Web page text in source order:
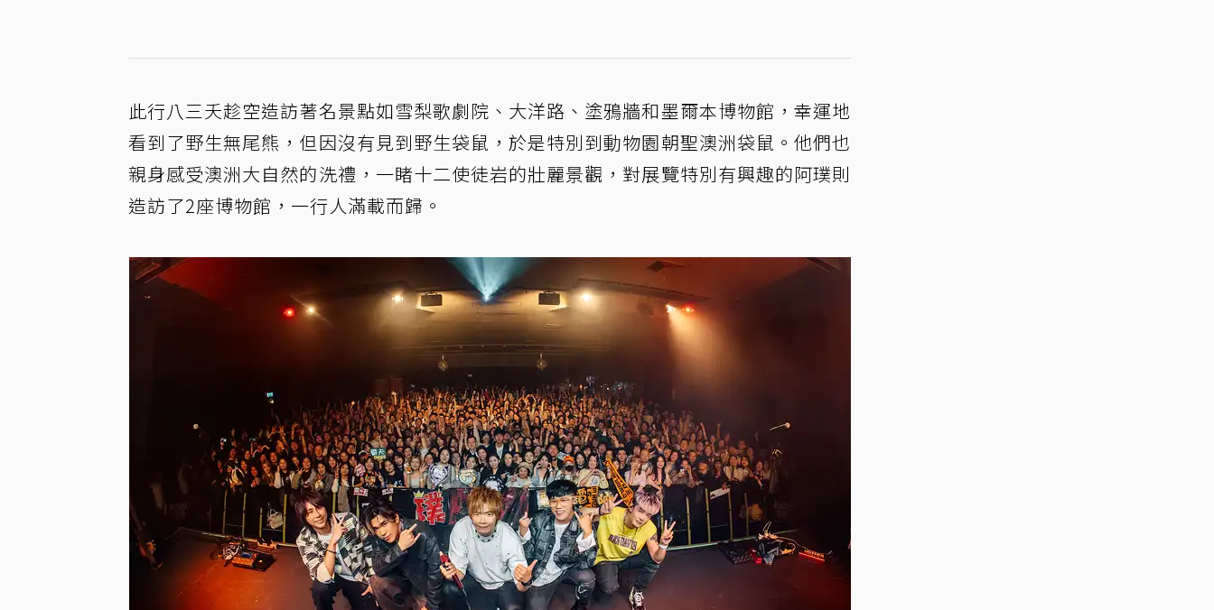
此行八三夭趁空造訪著名景點如雪梨歌劇院、大洋路、塗鴉牆和墨爾本博物館，幸運地
看到了野生無尾熊，但因沒有見到野生袋鼠，於是特別到動物園朝聖澳洲袋鼠。他們也
親身感受澳洲大自然的洗禮，一睹十二使徒岩的壯麗景觀，對展覽特別有興趣的阿璞則
造訪了2座博物館，一行人滿載而歸。